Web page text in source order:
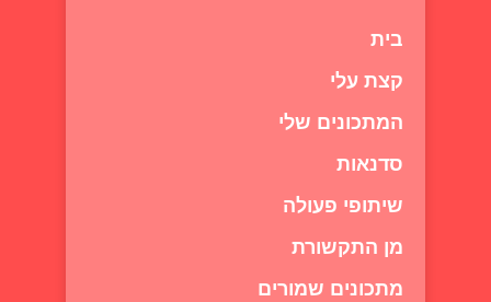
בית
קצת עלי
המתכונים שלי
סדנאות
שיתופי פעולה
מן התקשורת
מתכונים שמורים